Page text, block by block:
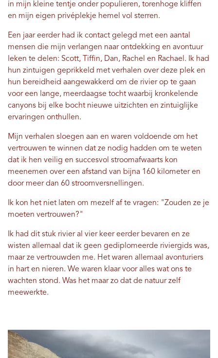
in mijn kleine tentje onder populieren, torenhoge kliffen
en mijn eigen privéplekje hemel vol sterren.
Een jaar eerder had ik contact gelegd met een aantal
mensen die mijn verlangen naar ontdekking en avontuur
leken te delen: Scott, Tiffin, Dan, Rachel en Rachael. Ik had
hun zintuigen geprikkeld met verhalen over deze plek en
hun bereidheid aangewakkerd om de rivier op te gaan
voor een lange, meerdaagse tocht waarbij kronkelende
canyons bij elke bocht nieuwe uitzichten en zintuiglijke
ervaringen onthullen.
Mijn verhalen sloegen aan en waren voldoende om het
vertrouwen te winnen dat ze nodig hadden om te weten
dat ik hen veilig en succesvol stroomafwaarts kon
meenemen over een afstand van bijna 160 kilometer en
door meer dan 60 stroomversnellingen.
Ik kon het niet laten om mezelf af te vragen: "Zouden ze je
moeten vertrouwen?"
Ik had dit stuk rivier al vier keer eerder bevaren en ze
wisten allemaal dat ik geen gediplomeerde riviergids was,
maar ze vertrouwden me. Het waren allemaal avonturiers
in hart en nieren. We waren klaar voor alles wat ons te
wachten stond. Was het maar zo dat de natuur zelf
meewerkte.